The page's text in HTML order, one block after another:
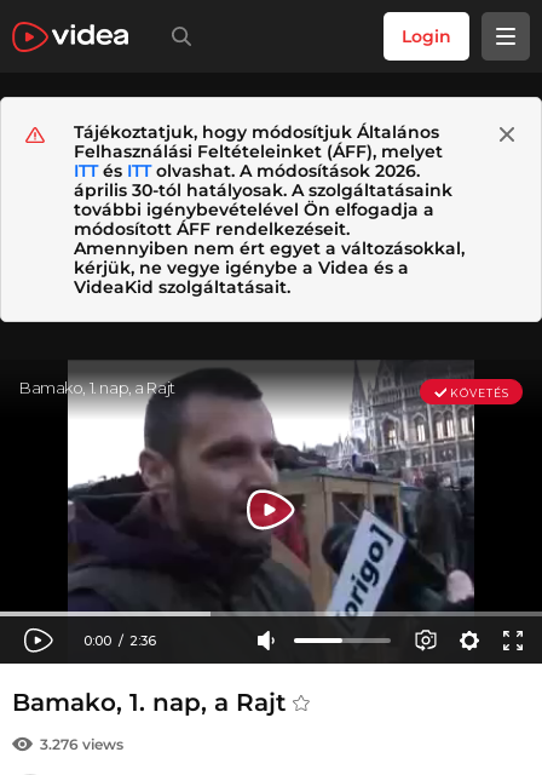
Login
Tájékoztatjuk, hogy módosítjuk Általános
Felhasználási Feltételeinket (ÁFF), melyet
ITTés ITTolvashat. A módosítások 2026.
április 30-tól hatályosak. A szolgáltatásaink
további igénybevételével Ön elfogadja a
módosított ÁFF rendelkezéseit.
Amennyiben nem ért egyet a változásokkal,
kérjük, ne vegye igénybe a Videa és a
VideaKid szolgáltatásait.
Bamako, 1. nap, a Rajt
3.276 views